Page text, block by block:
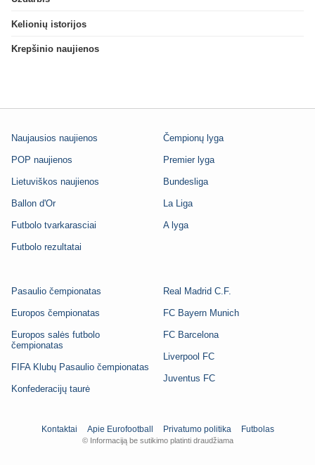
Kelionių istorijos
Krepšinio naujienos
Naujausios naujienos
POP naujienos
Lietuviškos naujienos
Ballon d'Or
Futbolo tvarkarasciai
Futbolo rezultatai
Čempionų lyga
Premier lyga
Bundesliga
La Liga
A lyga
Pasaulio čempionatas
Europos čempionatas
Europos salės futbolo
čempionatas
FIFA Klubų Pasaulio čempionatas
Konfederacijų taurė
Real Madrid C.F.
FC Bayern Munich
FC Barcelona
Liverpool FC
Juventus FC
Kontaktai Apie Eurofootball Privatumo politika Futbolas
© Informaciją be sutikimo platinti draudžiama